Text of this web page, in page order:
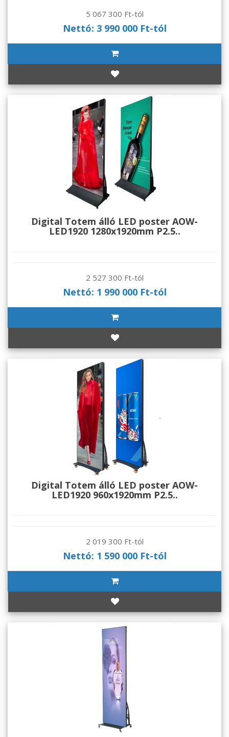
5 067 300 Ft-tól
Nettó: 3 990 000 Ft-tól
Digital Totem álló LED poster AOW-
LED1920 1280x1920mm P2.5..
2 527 300 Ft-tól
Nettó: 1 990 000 Ft-tól
Digital Totem álló LED poster AOW-
LED1920 960x1920mm P2.5..
2 019 300 Ft-tól
Nettó: 1 590 000 Ft-tól